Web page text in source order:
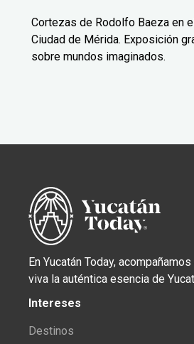
Cortezas de Rodolfo Baeza en
Ciudad de Mérida. Exposición
sobre mundos imaginados.
En Yucatán Today,
viva la auténtica esencia de
Intereses
Destinos